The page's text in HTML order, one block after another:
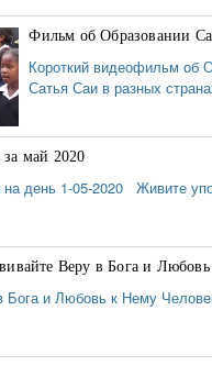
Фильм об Образовании
Короткий видеофильм об
Сатья Саи в разных
май 2020
день 1-05-2020 Живите
Веру в Бога и
Бога и Любовь к Нему